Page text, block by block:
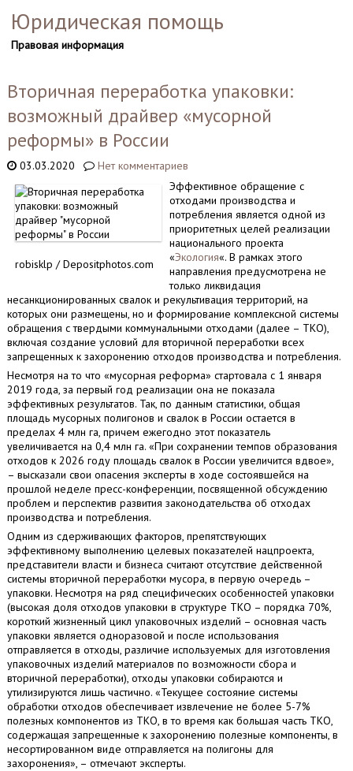
Юридическая помощь
Правовая информация
Вторичная переработка упаковки:
возможный драйвер «мусорной
реформы» в России
03.03.2020 Нет комментариев
robisklp / Depositphotos.com
Эффективное обращение с
отходами производства и
потребления является одной из
приоритетных целей реализации
национального проекта
«Экология«. В рамках этого
направления предусмотрена не
только ликвидация
несанкционированных свалок и рекультивация территорий, на
которых они размещены, но и формирование комплексной системы
обращения с твердыми коммунальными отходами (далее – ТКО),
включая создание условий для вторичной переработки всех
запрещенных к захоронению отходов производства и потребления.
Несмотря на то что «мусорная реформа» стартовала с 1 января
2019 года, за первый год реализации она не показала
эффективных результатов. Так, по данным статистики, общая
площадь мусорных полигонов и свалок в России остается в
пределах 4 млн га, причем ежегодно этот показатель
увеличивается на 0,4 млн га. «При сохранении темпов образования
отходов к 2026 году площадь свалок в России увеличится вдвое»,
– высказали свои опасения эксперты в ходе состоявшейся на
прошлой неделе пресс-конференции, посвященной обсуждению
проблем и перспектив развития законодательства об отходах
производства и потребления.
Одним из сдерживающих факторов, препятствующих
эффективному выполнению целевых показателей нацпроекта,
представители власти и бизнеса считают отсутствие действенной
системы вторичной переработки мусора, в первую очередь –
упаковки. Несмотря на ряд специфических особенностей упаковки
(высокая доля отходов упаковки в структуре ТКО – порядка 70%,
короткий жизненный цикл упаковочных изделий – основная часть
упаковки является одноразовой и после использования
отправляется в отходы, различие используемых для изготовления
упаковочных изделий материалов по возможности сбора и
вторичной переработки), отходы упаковки собираются и
утилизируются лишь частично. «Текущее состояние системы
обработки отходов обеспечивает извлечение не более 5-7%
полезных компонентов из ТКО, в то время как большая часть ТКО,
содержащая запрещенные к захоронению полезные компоненты, в
несортированном виде отправляется на полигоны для
захоронения», – отмечают эксперты.